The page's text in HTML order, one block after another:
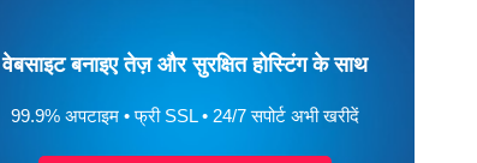
वेबसाइट बनाइए तेज़ और सुरक्षित होस्टिंग के साथ
99.9% अपटाइम • फ्री SSL • 24/7 सपोर्ट अभी खरीदें